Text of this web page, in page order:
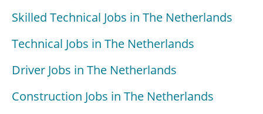
Skilled Technical Jobs in The Netherlands
Technical Jobs in The Netherlands
Driver Jobs in The Netherlands
Construction Jobs in The Netherlands